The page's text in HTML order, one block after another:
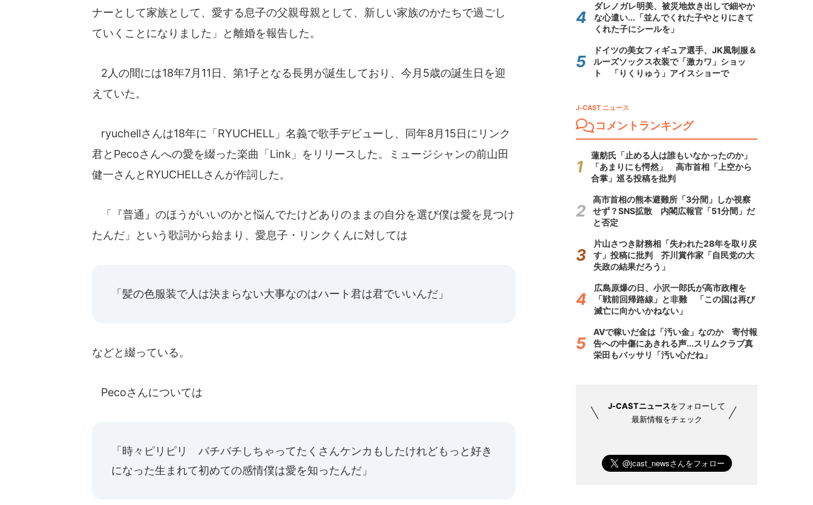
ナーとして家族として、愛する息子の父親母親として、新しい家族のかたちで過ごし
ていくことになりました」と離婚を報告した。
2人の間には18年7月11日、第1子となる長男が誕生しており、今月5歳の誕生日を迎
えていた。
ryuchellさんは18年に「RYUCHELL」名義で歌手デビューし、同年8月15日にリンク
君とPecoさんへの愛を綴った楽曲「Link」をリリースした。ミュージシャンの前山田
健一さんとRYUCHELLさんが作詞した。
「『普通』のほうがいいのかと悩んでたけどありのままの自分を選び僕は愛を見つけ
たんだ」という歌詞から始まり、愛息子・リンクくんに対しては
「髪の色服装で人は決まらない大事なのはハート君は君でいいんだ」
などと綴っている。
Pecoさんについては
「時々ピリピリ バチバチしちゃってたくさんケンカもしたけれどもっと好き
になった生まれて初めての感情僕は愛を知ったんだ」
ダレノガレ明美、被災地炊き出しで細やか
な心遣い...「並んでくれた子やとりにきて
くれた子にシールを」
ドイツの美女フィギュア選手、JK風制服＆
ルーズソックス衣装で「激カワ」ショッ
ト 「りくりゅう」アイスショーで
J-CAST ニュース
コメントランキング
蓮舫氏「止める人は誰もいなかったのか」
「あまりにも愕然」 高市首相「上空から
合掌」巡る投稿を批判
高市首相の熊本避難所「3分間」しか視察
せず？SNS拡散 内閣広報官「51分間」だ
と否定
片山さつき財務相「失われた28年を取り戻
す」投稿に批判 芥川賞作家「自民党の大
失政の結果だろう」
広島原爆の日、小沢一郎氏が高市政権を
「戦前回帰路線」と非難 「この国は再び
滅亡に向かいかねない」
AVで稼いだ金は「汚い金」なのか 寄付報
告への中傷にあきれる声...スリムクラブ真
栄田もバッサリ「汚い心だね」
J-CASTニュースをフォローして
最新情報をチェック